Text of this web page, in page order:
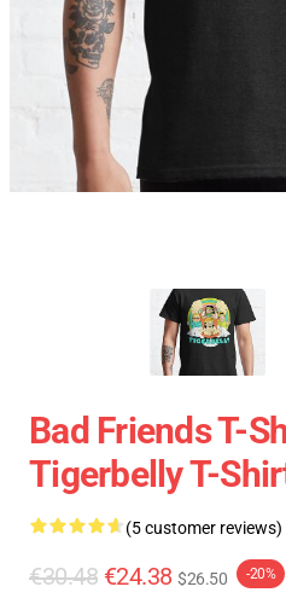
Bad Friends T-
Tigerbelly T-
(5 customer reviews)
€30.48 €24.38 $26.50 -20%